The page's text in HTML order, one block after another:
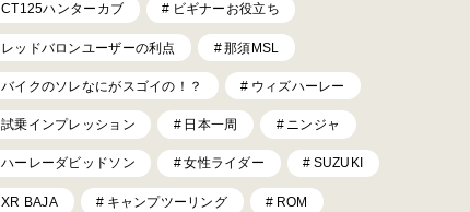
CT125ハンターカブ ビギナーお役立ち
レッドバロンユーザーの利点 那須MSL
バイクのソレなにがスゴイの！？ ウィズハーレー
試乗インプレッション 日本一周 ニンジャ
ハーレーダビッドソン 女性ライダー SUZUKI
XR BAJA キャンプツーリング ROM